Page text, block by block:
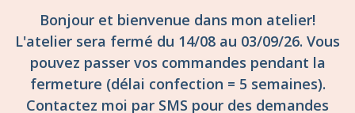
Bonjour et bienvenue dans mon atelier!
L'atelier sera fermé du 14/08 au 03/09/26. Vous
pouvez passer vos commandes pendant la
fermeture (délai confection = 5 semaines).
Contactez moi par SMS pour des demandes
Fermer
FILTRES
Tous